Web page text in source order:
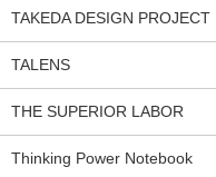
TAKEDA DESIGN PROJECT
TALENS
THE SUPERIOR LABOR
Thinking Power Notebook